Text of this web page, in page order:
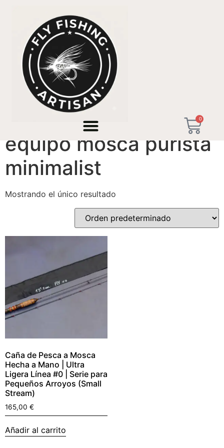
0
/ Productos etiquetados “equipo mosca purista
equipo mosca purista
minimalist
Mostrando el único resultado
Caña de Pesca a Mosca
Hecha a Mano | Ultra
Ligera Línea #0 | Serie para
Pequeños Arroyos (Small
Stream)
165,00 €
Añadir al carrito